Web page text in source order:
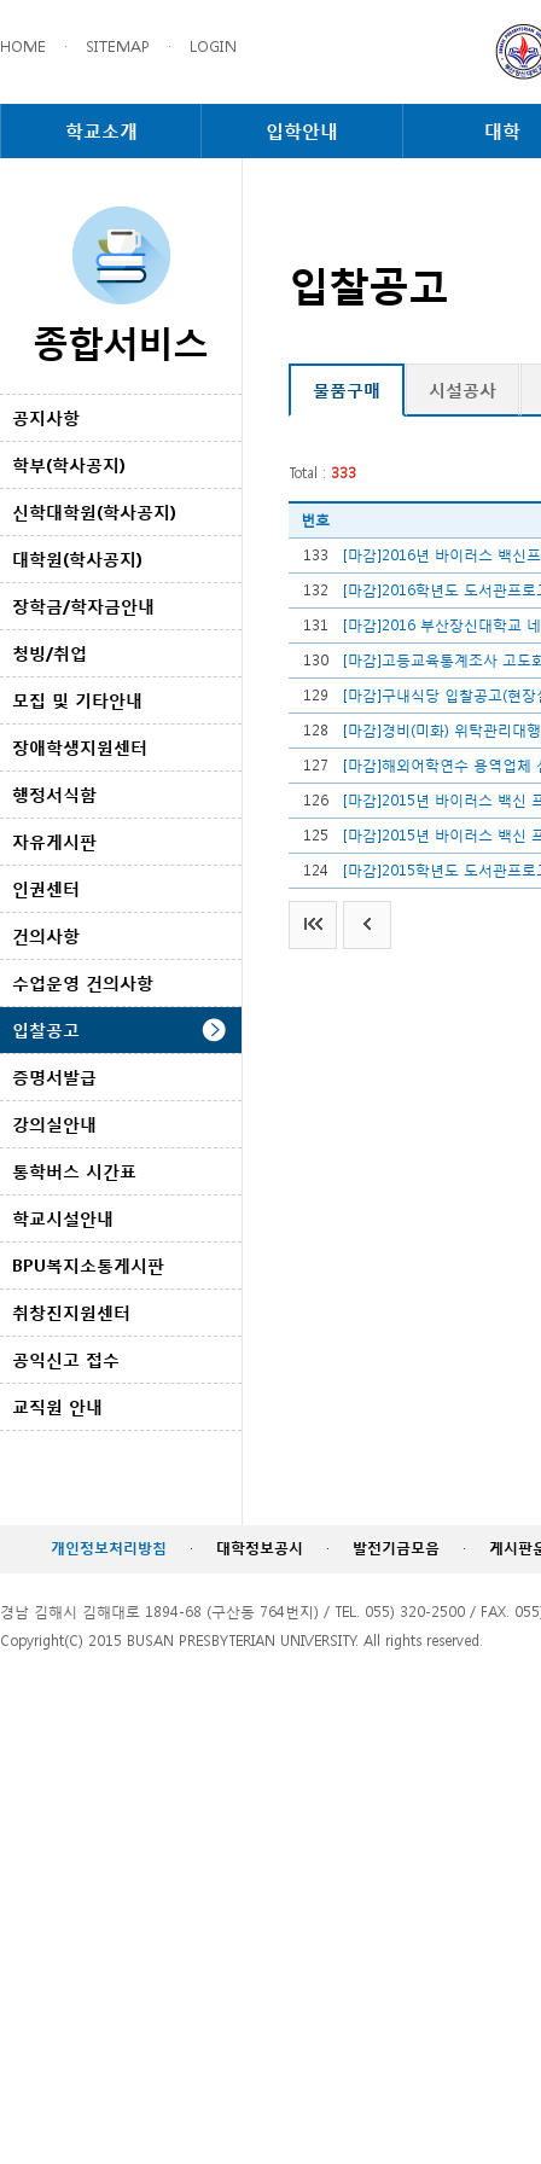
HOME · SITEMAP · LOGIN
학교소개 입학안내 대학
종합서비스
공지사항
학부(학사공지)
신학대학원(학사공지)
대학원(학사공지)
장학금/학자금안내
청빙/취업
모집 및 기타안내
장애학생지원센터
행정서식함
자유게시판
인권센터
건의사항
수업운영 건의사항
입찰공고
증명서발급
강의실안내
통학버스 시간표
학교시설안내
BPU복지소통게시판
취창진지원센터
공익신고 접수
교직원 안내
입찰공고
물품구매 시설공사
Total : 333
번호
133
[마감]2016년 바이러스 백신
132
[마감]2016학년도 도서관프
131
[마감]2016 부산장신대학교
130
[마감]고등교육통계조사 고도
129
[마감]구내식당 입찰공고(현
128
[마감]경비(미화) 위탁관리대
127
[마감]해외어학연수 용역업체
126
[마감]2015년 바이러스 백신
125
[마감]2015년 바이러스 백신
124
[마감]2015학년도 도서관프
개인정보처리방침 · 대학정보공시 · 발전기금모음 · 게시판
경남 김해시 김해대로 1894-68 (구산동 764번지) / TEL. 055) 320-2500 / FAX.
Copyright(C) 2015 BUSAN PRESBYTERIAN UNIVERSITY. All rights reserved.